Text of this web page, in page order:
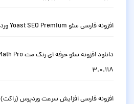
افزونه فارسی سئو Yoast SEO Premium وردپرس نسخه حرفه ای 28.1
3.0.118
افزونه فارسی افزایش سرعت وردپرس (راکت) WP Rocket نسخه 3.23.1